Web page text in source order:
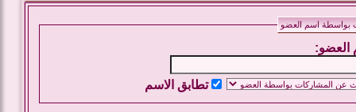
بواسطة اسم العضو
العضو:
تطابق الاسم